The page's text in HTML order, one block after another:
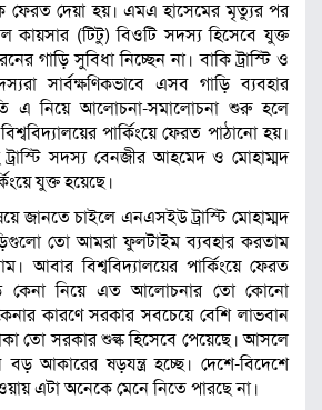
ফেরত দেয়া হয়। এমএ হাসেমের মৃত্যুর পর
(টিটু) বিওটি সদস্য হিসেবে যুক্ত
গাড়ি সুবিধা নিচ্ছেন না। বাকি ট্রাস্টি ও
সার্বক্ষণিকভাবে এসব গাড়ি ব্যবহার
এ নিয়ে আলোচনা-সমালোচনা শুরু হলে
পার্কিংয়ে ফেরত পাঠানো হয়।
ট্রাস্টি সদস্য বেনজীর আহমেদ ও মোহাম্মদ
যুক্ত হয়েছে।
জানতে চাইলে এনএসইউ ট্রাস্টি মোহাম্মদ
তো আমরা ফুলটাইম ব্যবহার করতাম
আবার বিশ্ববিদ্যালয়ের পার্কিংয়ে ফেরত
কেনা নিয়ে এত আলোচনার তো কোনো
কারণে সরকার সবচেয়ে বেশি লাভবান
তো সরকার শুল্ক হিসেবে পেয়েছে। আসলে
আকারের ষড়যন্ত্র হচ্ছে। দেশে-বিদেশে
এটা অনেকে মেনে নিতে পারছে না।